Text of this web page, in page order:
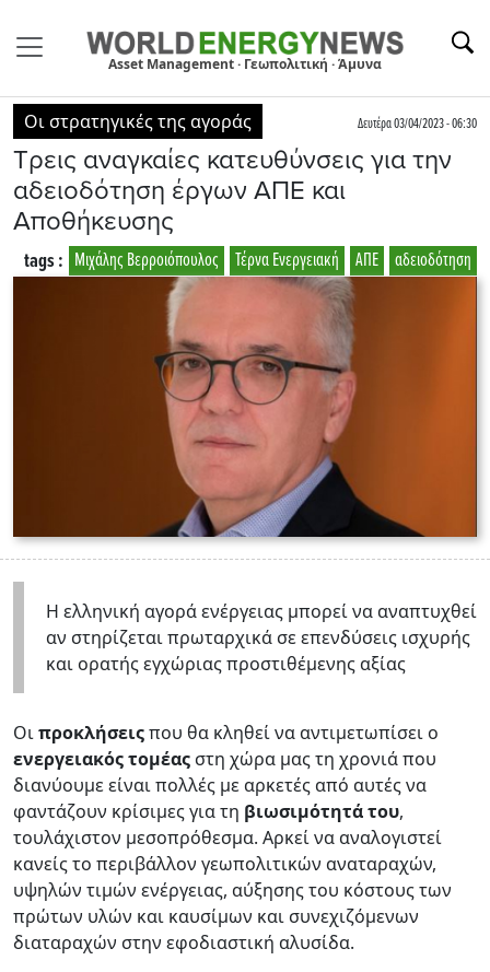
Asset Management · Γεωπολιτική · Άμυνα
Οι στρατηγικές της αγοράς Δευτέρα 03/04/2023 - 06:30
Τρεις αναγκαίες κατευθύνσεις για την
αδειοδότηση έργων ΑΠΕ και
Αποθήκευσης
αδειοδότηση
ΑΠΕ
Τέρνα Ενεργειακή
Μιχάλης Βερροιόπουλος
tags :
Η ελληνική αγορά ενέργειας μπορεί να αναπτυχθεί
αν στηρίζεται πρωταρχικά σε επενδύσεις ισχυρής
και ορατής εγχώριας προστιθέμενης αξίας
Οιπροκλήσειςπου θα κληθεί να αντιμετωπίσει ο
ενεργειακός τομέας στη χώρα μας τη χρονιά που
διανύουμε είναι πολλές με αρκετές από αυτές να
φαντάζουν κρίσιμες για τη βιωσιμότητά του,
τουλάχιστον μεσοπρόθεσμα. Αρκεί να αναλογιστεί
κανείς το περιβάλλον γεωπολιτικών αναταραχών,
υψηλών τιμών ενέργειας, αύξησης του κόστους των
πρώτων υλών και καυσίμων και συνεχιζόμενων
διαταραχών στην εφοδιαστική αλυσίδα.